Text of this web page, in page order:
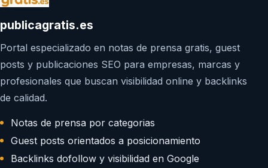
publicagratis.es
Portal especializado en notas de prensa gratis, guest
posts y publicaciones SEO para empresas, marcas y
profesionales que buscan visibilidad online y backlinks
de calidad.
Notas de prensa por categorias
Guest posts orientados a posicionamiento
Backlinks dofollow y visibilidad en Google